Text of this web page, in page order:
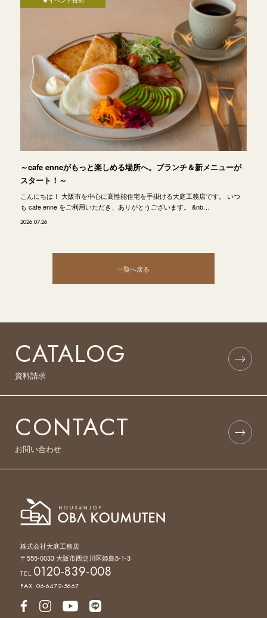
～cafe enneがもっと楽しめる場所へ。ブランチ＆新メニューが
スタート！～
こんにちは！ 大阪市を中心に高性能住宅を手掛ける大庭工務店です。 いつ
も cafe enne をご利用いただき、ありがとうございます。 &nb…
2026.07.26
一覧へ戻る
CATALOG
資料請求
CONTACT
お問い合わせ
株式会社大庭工務店
〒555-0033 大阪市西淀川区姫島5-1-3
TEL.0120-839-008
FAX. 06-6472-5667